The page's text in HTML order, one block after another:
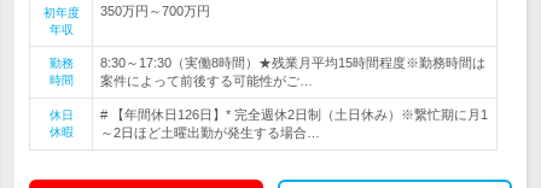
初年度
年収
350万円～700万円
勤務
時間
8:30～17:30（実働8時間）★残業月平均15時間程度※勤務時間は
案件によって前後する可能性がご…
休日
休暇
# 【年間休日126日】* 完全週休2日制（土日休み）※繋忙期に月1
～2日ほど土曜出勤が発生する場合…